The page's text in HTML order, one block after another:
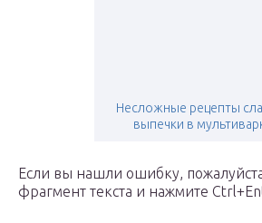
Несложные рецепты
выпечки в
Если вы нашли ошибку,
фрагмент текста и нажмите